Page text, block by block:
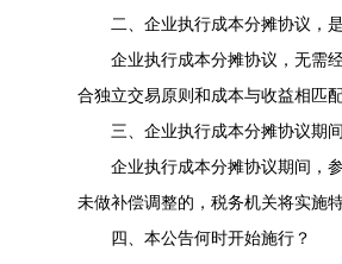
二、企业执行成本分摊协议，是
企业执行成本分摊协议，无需经
合独立交易原则和成本与收益相匹
三、企业执行成本分摊协议期间
企业执行成本分摊协议期间，参
未做补偿调整的，税务机关将实施
四、本公告何时开始施行？